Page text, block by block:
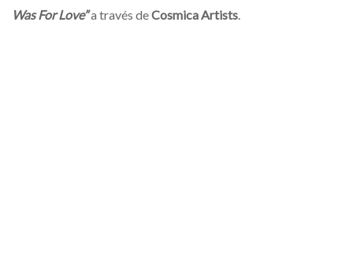
Was For Love”a través deCosmica Artists.